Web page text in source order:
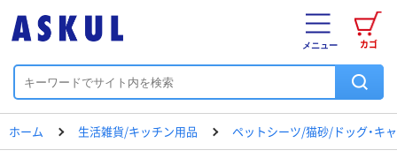
カゴ
メニュー
ホーム 生活雑貨/キッチン用品 ペットシーツ/猫砂/ドッグ・キ